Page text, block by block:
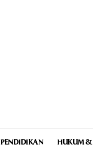
PENDIDIKAN HUKUM &